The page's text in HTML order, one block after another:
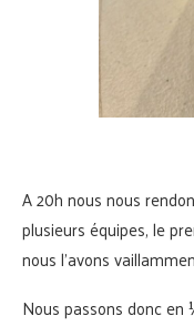
A 20h nous nous
plusieurs équipes, le
nous l’avons
Nous passons donc